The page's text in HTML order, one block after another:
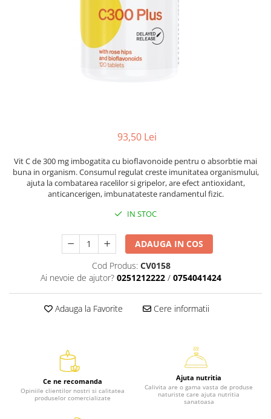
93,50 Lei
Vit C de 300 mg imbogatita cu bioflavonoide pentru o absorbtie mai
buna in organism. Consumul regulat creste imunitatea organismului,
ajuta la combatarea racelilor si gripelor, are efect antioxidant,
anticancerigen, imbunatateste randamentul fizic.
IN STOC
ADAUGA IN COS
Cod Produs: CV0158
Ai nevoie de ajutor? 0251212222 / 0754041424
Adauga la Favorite Cere informatii
Ce ne recomanda
Opiniile clientilor nostri si calitatea
produselor comercializate
Ajuta nutritia
Calivita are o gama vasta de produse
naturiste care ajuta nutritia
sanatoasa